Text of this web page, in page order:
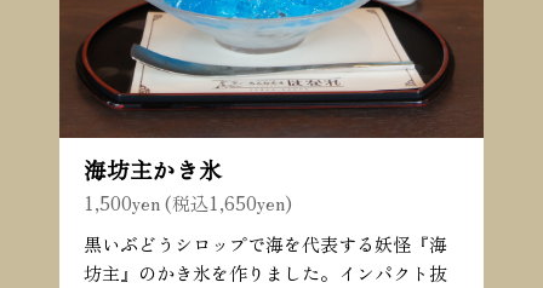
海坊主かき氷
1,500yen (税込1,650yen)
黒いぶどうシロップで海を代表する妖怪『海
坊主』のかき氷を作りました。インパクト抜